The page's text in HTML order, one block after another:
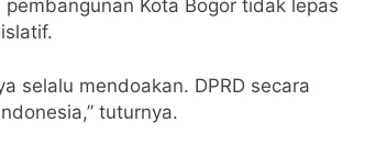
Kota Bogor tidak lepas
selalu mendoakan. DPRD secara
tuturnya.